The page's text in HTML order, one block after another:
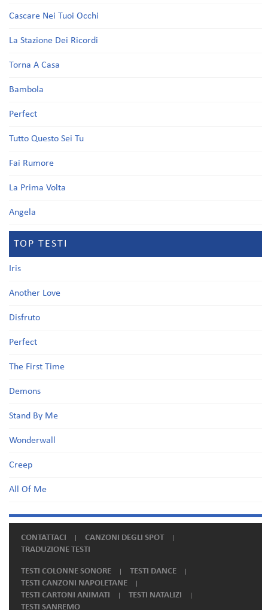
Cascare Nei Tuoi Occhi
La Stazione Dei Ricordi
Torna A Casa
Bambola
Perfect
Tutto Questo Sei Tu
Fai Rumore
La Prima Volta
Angela
TOP TESTI
Iris
Another Love
Disfruto
Perfect
The First Time
Demons
Stand By Me
Wonderwall
Creep
All Of Me
CONTATTACI
CANZONI DEGLI SPOT
TRADUZIONE TESTI
TESTI COLONNE SONORE
TESTI DANCE
TESTI CANZONI NAPOLETANE
TESTI CARTONI ANIMATI
TESTI NATALIZI
TESTI SANREMO